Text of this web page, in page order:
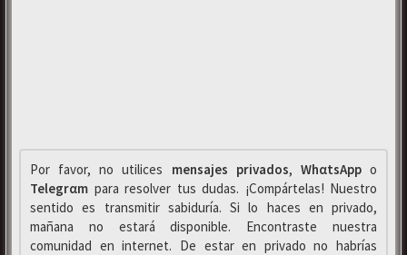
Por favor, no utilices mensajes privados, WhαtsAppo
Telegrαm para resolver tus dudas. ¡Compártelas! Nuestro
sentido es transmitir sabiduría. Si lo haces en privado,
mañana no estará disponible. Encontraste nuestra
comunidad en internet. De estar en privado no habrías